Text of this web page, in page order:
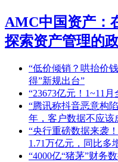
AMC中国资产：
探索资产管理的
“低价倾销？哄抬价
得”新规出台”
“23673亿元！1~11
“腾讯称抖音恶意构
年，客户数据不应该
“央行重磅数据来袭
1.71万亿元，同比多
“4000亿“猪茅”财务